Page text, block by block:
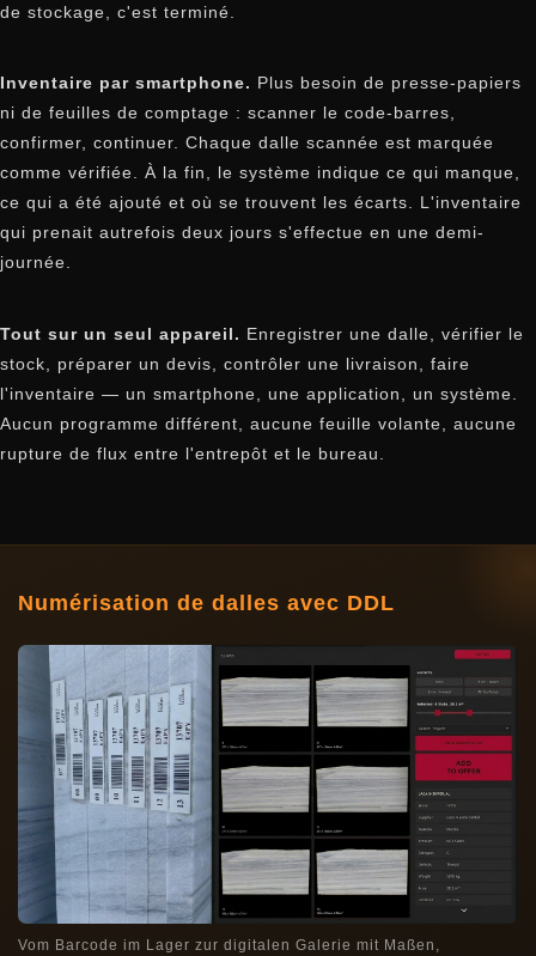
de stockage, c'est terminé.
Inventaire par smartphone. Plus besoin de presse-papiers
ni de feuilles de comptage : scanner le code-barres,
confirmer, continuer. Chaque dalle scannée est marquée
comme vérifiée. À la fin, le système indique ce qui manque,
ce qui a été ajouté et où se trouvent les écarts. L'inventaire
qui prenait autrefois deux jours s'effectue en une demi-
journée.
Tout sur un seul appareil. Enregistrer une dalle, vérifier le
stock, préparer un devis, contrôler une livraison, faire
l'inventaire — un smartphone, une application, un système.
Aucun programme différent, aucune feuille volante, aucune
rupture de flux entre l'entrepôt et le bureau.
Numérisation de dalles avec DDL
Vom Barcode im Lager zur digitalen Galerie mit Maßen,